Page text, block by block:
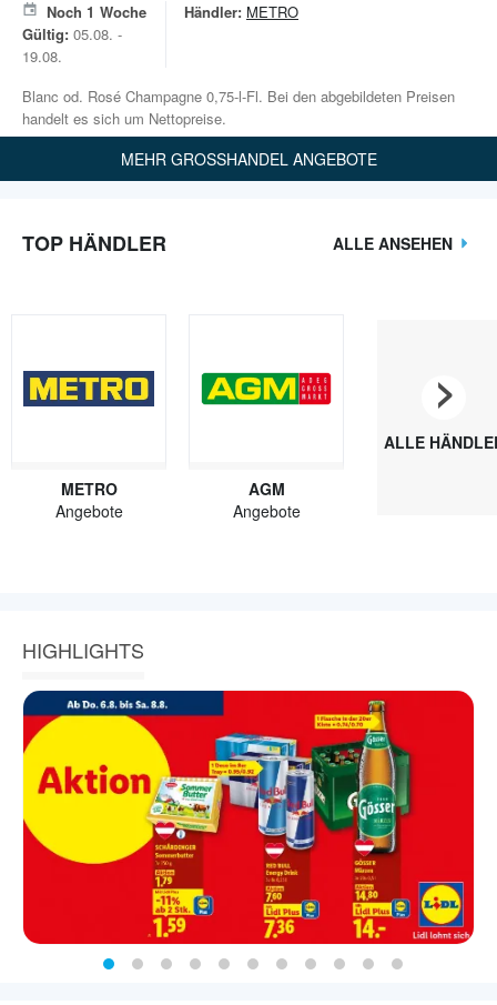
Noch 1 Woche
Gültig: 05.08. -
19.08.
Händler: METRO
Blanc od. Rosé Champagne 0,75-l-Fl. Bei den abgebildeten Preisen
handelt es sich um Nettopreise.
MEHR GROSSHANDEL ANGEBOTE
TOP HÄNDLER ALLE ANSEHEN
METRO
Angebote
AGM
Angebote
›
ALLE
HIGHLIGHTS